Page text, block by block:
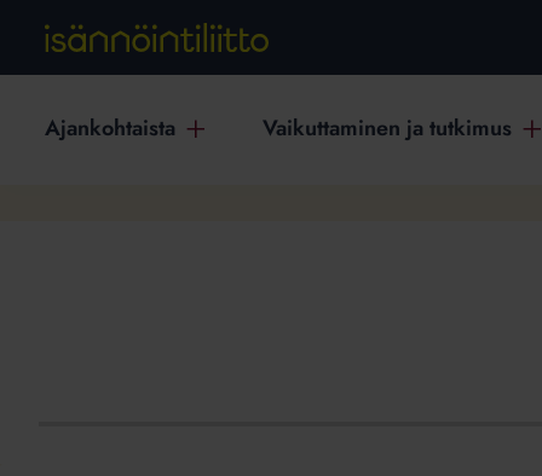
Ajankohtaista Vaikuttaminen ja tutkimus